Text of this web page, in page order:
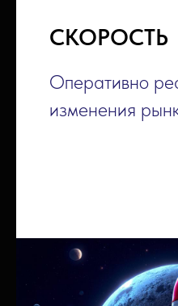
СКОРОСТЬ
Оперативно
изменения